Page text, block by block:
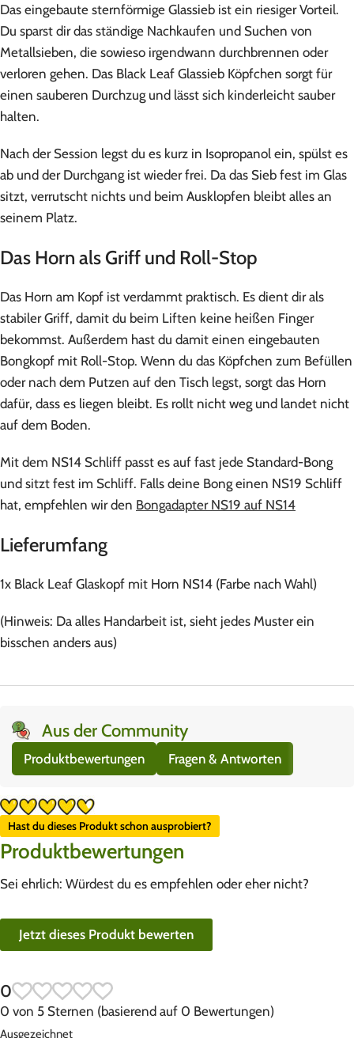
Das eingebaute sternförmige Glassieb ist ein riesiger Vorteil.
Du sparst dir das ständige Nachkaufen und Suchen von
Metallsieben, die sowieso irgendwann durchbrennen oder
verloren gehen. Das Black Leaf Glassieb Köpfchen sorgt für
einen sauberen Durchzug und lässt sich kinderleicht sauber
halten.
Nach der Session legst du es kurz in Isopropanol ein, spülst es
ab und der Durchgang ist wieder frei. Da das Sieb fest im Glas
sitzt, verrutscht nichts und beim Ausklopfen bleibt alles an
seinem Platz.
Das Horn als Griff und Roll-Stop
Das Horn am Kopf ist verdammt praktisch. Es dient dir als
stabiler Griff, damit du beim Liften keine heißen Finger
bekommst. Außerdem hast du damit einen eingebauten
Bongkopf mit Roll-Stop. Wenn du das Köpfchen zum Befüllen
oder nach dem Putzen auf den Tisch legst, sorgt das Horn
dafür, dass es liegen bleibt. Es rollt nicht weg und landet nicht
auf dem Boden.
Mit dem NS14 Schliff passt es auf fast jede Standard-Bong
und sitzt fest im Schliff. Falls deine Bong einen NS19 Schliff
hat, empfehlen wir den Bongadapter NS19 auf NS14
Lieferumfang
1x Black Leaf Glaskopf mit Horn NS14 (Farbe nach Wahl)
(Hinweis: Da alles Handarbeit ist, sieht jedes Muster ein
bisschen anders aus)
Aus der Community
Produktbewertungen Fragen & Antworten
Hast du dieses Produkt schon ausprobiert?
Produktbewertungen
Sei ehrlich: Würdest du es empfehlen oder eher nicht?
Jetzt dieses Produkt bewerten
0
0 von 5 Sternen (basierend auf 0 Bewertungen)
Ausgezeichnet